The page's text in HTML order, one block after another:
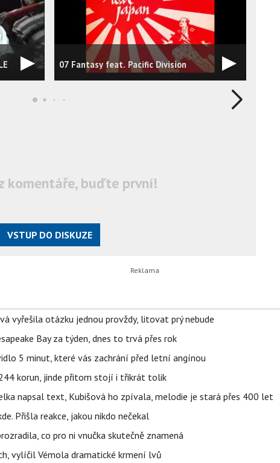
07 Fantasy feat. Pacific Division
komentáře, buďte první!
VSTUP DO DISKUZE
vyřešila otázku jednou provždy, litovat prý nebude
Bay za týden, dnes to trvá přes rok
5 minut, které vás zachrání před letní angínou
korun, jinde přitom stojí i třikrát tolik
napsal text, Kubišová ho zpívala, melodie je stará přes 400 let
Přišla reakce, jakou nikdo nečekal
co pro ni vnučka skutečně znamená
vylíčil Vémola dramatické krmení lvů